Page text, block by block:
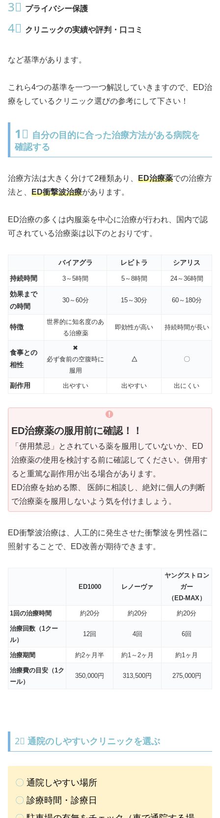
3⃣ プライバシー保護
4⃣ クリニックの実績や評判・口コミ
など基準があります。
これら4つの基準を一つ一つ解説していきますので、ED治
療をしているクリニック選びの参考にして下さい！
1⃣ 自分の目的に合った治療方法がある病院を
確認する
治療方法は大きく分けて2種類あり、 ED治療薬での治療方
法と、 ED衝撃波治療があります。
ED治療の多くは内服薬を中心に治療が行われ、国内で認
可されている治療薬は以下のとおりです。
バイアグラ レビトラ
シアリス
持続時間
3～5時間 5～8時間 24～36時間
効果まで
の時間
30～60分 15～30分 60～180分
特徴
世界的に知名度のあ
る治療薬
即効性が高い 持続時間が長い
食事との
相性
✖
必ず食前の空腹時に
服用
△ 〇
副作用 出やすい 出やすい 出にくい
ED治療薬の服用前に確認！！
「併用禁忌」とされている薬を服用していないか、ED
治療薬の使用を検討する前に確認してください。併用す
ると重篤な副作用が出る場合があります。
ED治療を始める際、 医師に相談し、絶対に個人の判断
で治療薬を服用しないよう気を付けましょう。
ED衝撃波治療は、人工的に発生させた衝撃波を男性器に
照射することで、ED改善が期待できます。
ED1000 レノーヴァ
ヤングストロン
ガー
（ED-MAX）
1回の治療時間 約20分 約20分 約20分
治療回数（1クー
ル）
12回 4回 6回
治療期間 約2ヶ月半 約1～2ヶ月 約1ヶ月
治療費の目安（1ク
ール）
350,000円 313,500円 275,000円
2⃣ 通院のしやすいクリニックを選ぶ
〇 通院しやすい場所
〇 診療時間・診療日